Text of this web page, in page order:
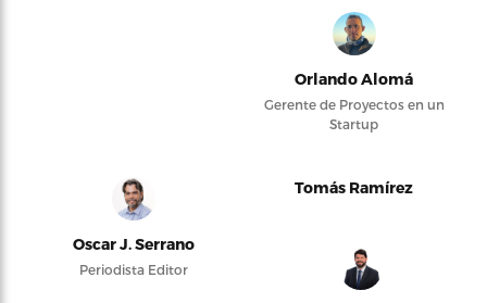
Orlando Alomá
Gerente de Proyectos en un
Startup
Oscar J. Serrano
Periodista Editor
Tomás Ramírez